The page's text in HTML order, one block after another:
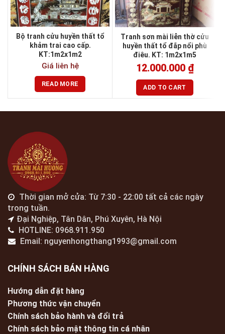
Bộ tranh cửu huyền thất tổ
khảm trai cao cấp.
KT:1m2x1m2
Giá liên hệ
READ MORE
Tranh sơn mài liễn thờ cửu
huyền thất tổ đắp nổi phù
điêu. KT: 1m2x1m5
12.000.000 ₫
ADD TO CART
Thời gian mở cửa: Từ 7:30 - 22:00 tất cả các ngày
trong tuần.
Đại Nghiệp, Tân Dân, Phú Xuyên, Hà Nội
HOTLINE: 0968.911.950
Email: nguyenhongthang1993@gmail.com
CHÍNH SÁCH BÁN HÀNG
Hướng dẫn đặt hàng
Phương thức vận chuyển
Chính sách bảo hành và đổi trả
Chính sách bảo mật thông tin cá nhân